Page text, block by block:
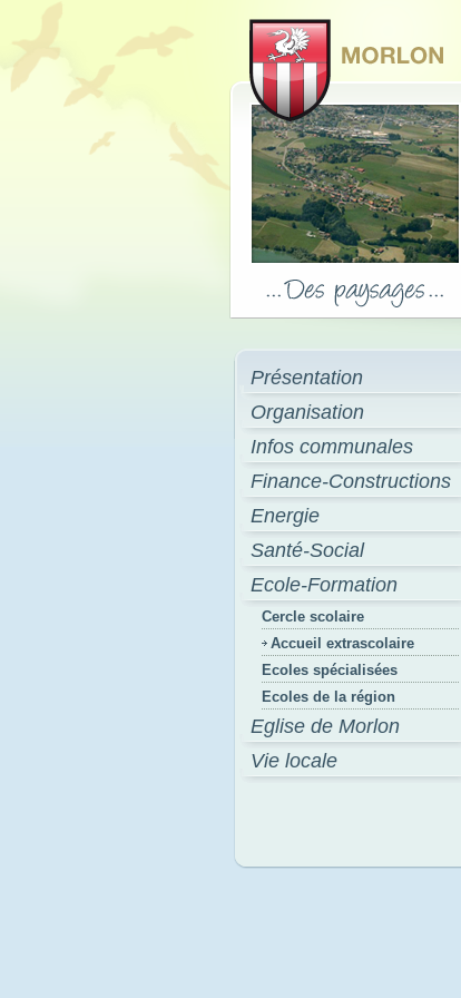
Présentation
Organisation
Infos communales
Finance-Constructions
Energie
Santé-Social
Ecole-Formation
Cercle scolaire
Accueil extrascolaire
Ecoles spécialisées
Ecoles de la région
Eglise de Morlon
Vie locale